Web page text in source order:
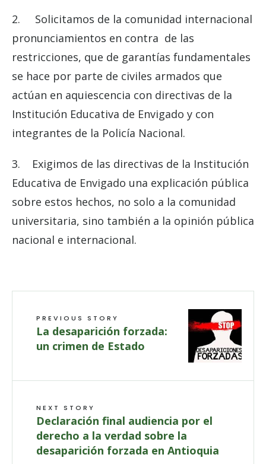
2. Solicitamos de la comunidad internacional
pronunciamientos en contra de las
restricciones, que de garantías fundamentales
se hace por parte de civiles armados que
actúan en aquiescencia con directivas de la
Institución Educativa de Envigado y con
integrantes de la Policía Nacional.
3. Exigimos de las directivas de la Institución
Educativa de Envigado una explicación pública
sobre estos hechos, no solo a la comunidad
universitaria, sino también a la opinión pública
nacional e internacional.
PREVIOUS STORY
La desaparición forzada:
un crimen de Estado
NEXT STORY
Declaración final audiencia por el
derecho a la verdad sobre la
desaparición forzada en Antioquia